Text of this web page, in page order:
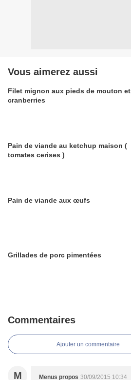
Vous aimerez aussi
Filet mignon aux pieds de mouton et
cranberries
Pain de viande au ketchup maison (
tomates cerises )
Pain de viande aux œufs
Grillades de porc pimentées
Commentaires
Ajouter un commentaire
M Menus propos 30/09/2015 10:34